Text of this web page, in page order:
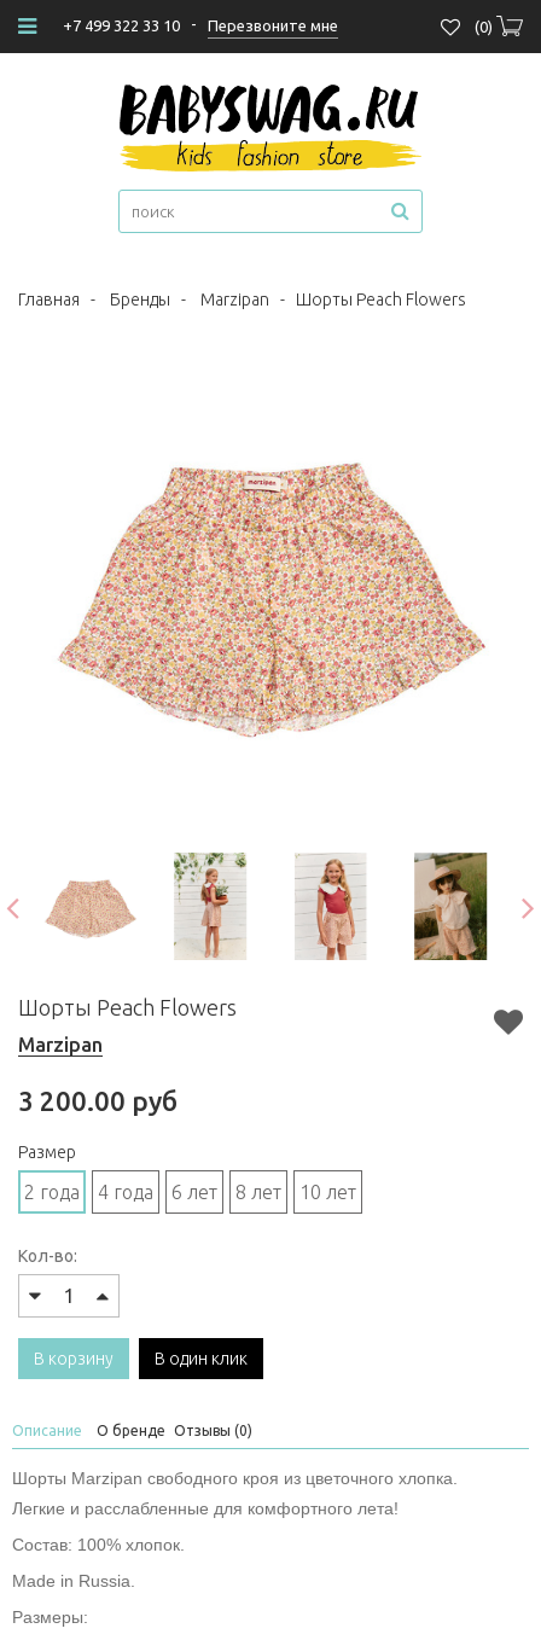
+7 499 322 33 10 - Перезвоните мне (0)
Главная - Бренды - Marzipan - Шорты Peach Flowers
Шорты Peach Flowers
Marzipan
3 200.00 руб
Размер
2 года 4 года 6 лет 8 лет 10 лет
Кол-во:
В корзину В один клик
Описание О бренде Отзывы (0)
Шорты Marzipan свободного кроя из цветочного хлопка.
Легкие и расслабленные для комфортного лета!
Состав: 100% хлопок.
Made in Russia.
Размеры: